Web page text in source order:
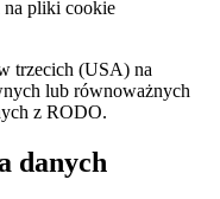
na pliki cookie
trzecich (USA) na
lub równoważnych
z RODO.
danych